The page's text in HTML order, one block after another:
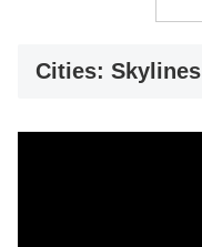
Cities: Skylines